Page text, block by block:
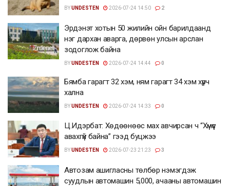
BYUNDESTEN 2026-07-24 14:50 2
Эрдэнэт хотын 50 жилийн ойн барилдаанд
нэг дархан аварга, дөрвөн улсын арслан
зодоглож байна
BYUNDESTEN 2026-07-24 14:44 0
Бямба гарагт 32 хэм, ням гарагт 34 хэм хүрч
хална
BYUNDESTEN 2026-07-24 14:33 0
Ц.Идэрбат: Хөдөөнөөс мах авчирсан ч “Хүмүүс
авахгүй байна” гээд буцжээ
BYUNDESTEN 2026-07-23 21:23 3
Автозам ашигласны төлбөр нэмэгдэж
суудлын автомашин 5,000, ачааны автомашин